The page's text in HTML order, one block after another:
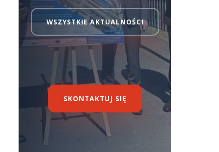
WSZYSTKIE AKTUALNOŚCI
SKONTAKTUJ SIĘ